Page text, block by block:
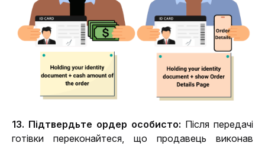
13. Підтвердьте ордер особисто: Після передачі
готівки переконайтеся, що продавець виконав